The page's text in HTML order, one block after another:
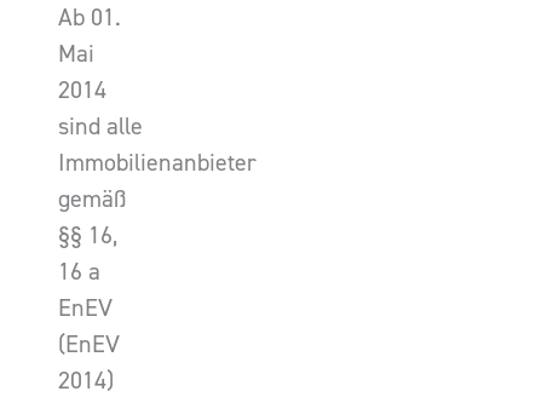
Ab 01.
Mai
2014
sind alle
Immobilienanbieter
gemäß
§§ 16,
16 a
EnEV
(EnEV
2014)